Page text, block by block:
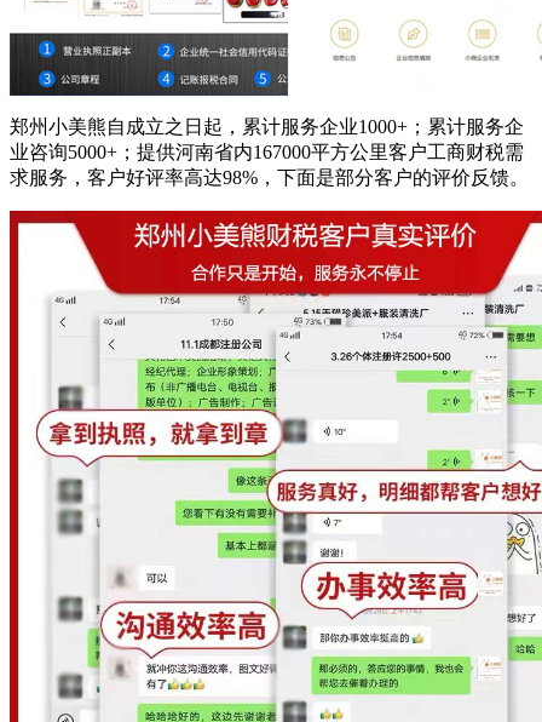
郑州小美熊自成立之日起，累计服务企业1000+；累计服务企
业咨询5000+；提供河南省内167000平方公里客户工商财税需
求服务，客户好评率高达98%，下面是部分客户的评价反馈。